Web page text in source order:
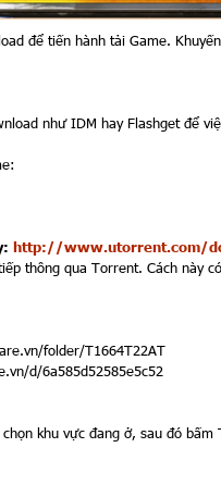
để tiến hành tải Game.
như IDM hay Flashget để
http://www.utorrent.com/
thông qua Torrent. Cách này
folder/T1664T22AT
d/6a585d52585e5c52
khu vực đang ở, sau đó bấm